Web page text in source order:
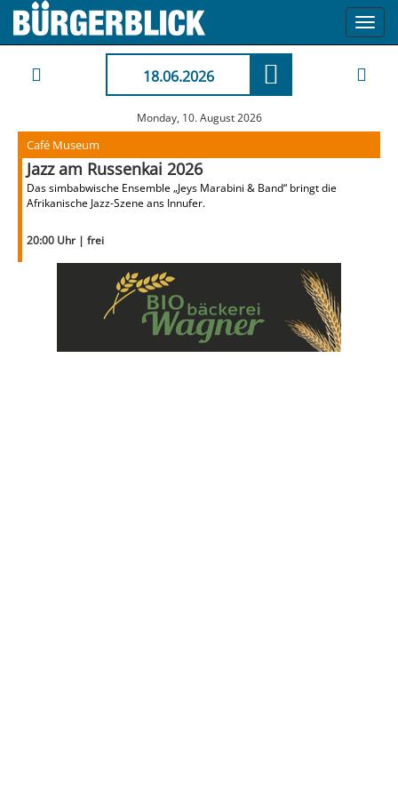
18.06.2026
Monday, 10. August 2026
Café Museum
Jazz am Russenkai 2026
Das simbabwische Ensemble „Jeys Marabini & Band“ bringt die
Afrikanische Jazz-Szene ans Innufer.
20:00 Uhr | frei